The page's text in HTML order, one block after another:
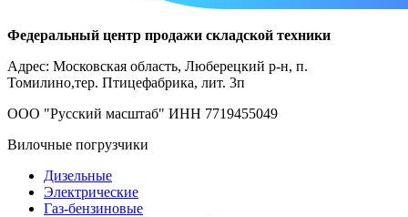
Федеральный центр продажи складской техники
Адрес: Московская область, Люберецкий р-н, п.
Томилино,тер. Птицефабрика, лит. 3п
ООО "Русский масштаб" ИНН 7719455049
Вилочные погрузчики
Дизельные
Электрические
Газ-бензиновые